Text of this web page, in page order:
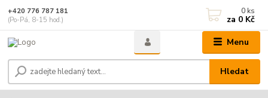
Menu
Hledat
+420 776 787 181
(Po-Pá, 8-15 hod.)
0 ks
za 0 Kč